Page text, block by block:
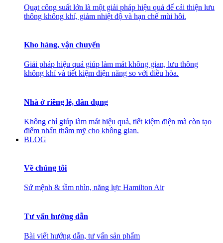
Quạt công suất lớn là một giải pháp hiệu quả để cải thiện lưu
thông không khí, giảm nhiệt độ và hạn chế mùi hôi.
Kho hàng, vận chuyển
Giải pháp hiệu quả giúp làm mát không gian, lưu thông
không khí và tiết kiệm điện năng so với điều hòa.
Nhà ở riêng lẻ, dân dụng
Không chỉ giúp làm mát hiệu quả, tiết kiệm điện mà còn tạo
điểm nhấn thẩm mỹ cho không gian.
BLOG
Về chúng tôi
Sứ mệnh & tầm nhìn, năng lực Hamilton Air
Tư vấn hướng dẫn
Bài viết hướng dẫn, tư vấn sản phẩm